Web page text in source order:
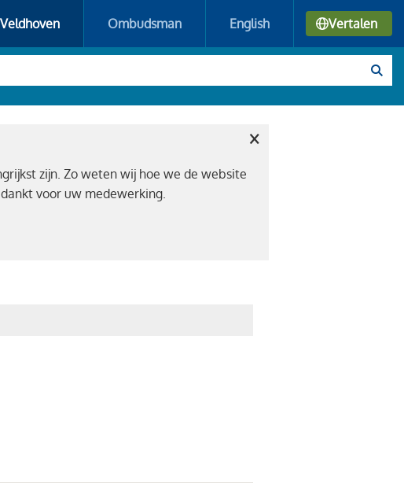
Ombudsman English Vertalen
zijn. Zo weten wij hoe we de website
voor uw medewerking.
×